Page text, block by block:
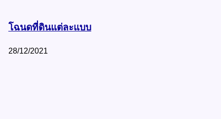
โฉนดที่ดินแต่ละแบบ
28/12/2021